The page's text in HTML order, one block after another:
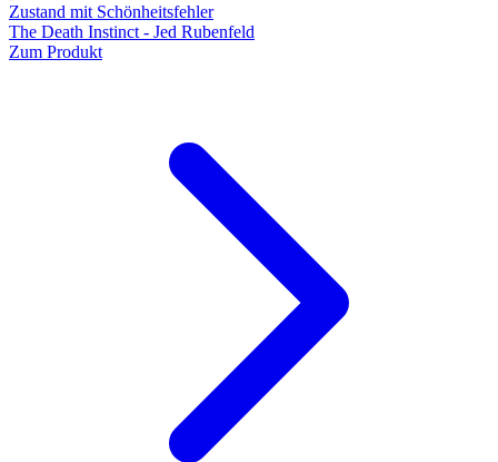
Zustand mit Schönheitsfehler
The Death Instinct - Jed Rubenfeld
Zum Produkt